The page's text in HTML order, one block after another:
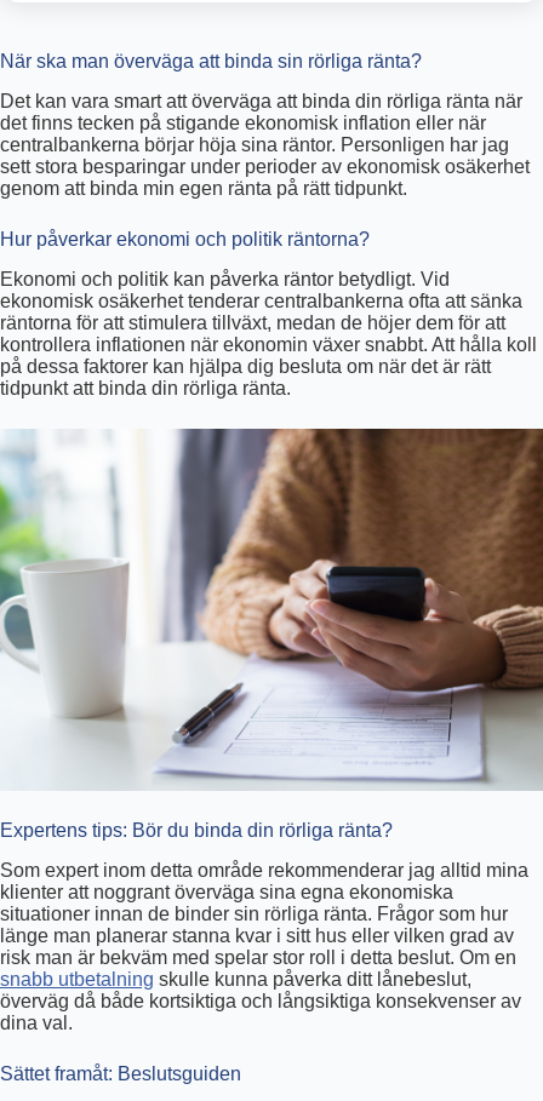
När ska man överväga att binda sin rörliga ränta?
Det kan vara smart att överväga att binda din rörliga ränta när
det finns tecken på stigande ekonomisk inflation eller när
centralbankerna börjar höja sina räntor. Personligen har jag
sett stora besparingar under perioder av ekonomisk osäkerhet
genom att binda min egen ränta på rätt tidpunkt.
Hur påverkar ekonomi och politik räntorna?
Ekonomi och politik kan påverka räntor betydligt. Vid
ekonomisk osäkerhet tenderar centralbankerna ofta att sänka
räntorna för att stimulera tillväxt, medan de höjer dem för att
kontrollera inflationen när ekonomin växer snabbt. Att hålla koll
på dessa faktorer kan hjälpa dig besluta om när det är rätt
tidpunkt att binda din rörliga ränta.
Expertens tips: Bör du binda din rörliga ränta?
Som expert inom detta område rekommenderar jag alltid mina
klienter att noggrant överväga sina egna ekonomiska
situationer innan de binder sin rörliga ränta. Frågor som hur
länge man planerar stanna kvar i sitt hus eller vilken grad av
risk man är bekväm med spelar stor roll i detta beslut. Om en
snabb utbetalning skulle kunna påverka ditt lånebeslut,
överväg då både kortsiktiga och långsiktiga konsekvenser av
dina val.
Sättet framåt: Beslutsguiden